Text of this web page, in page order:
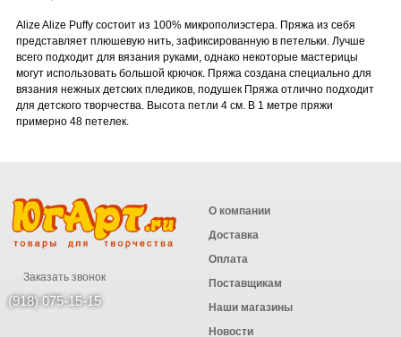
Alize Alize Puffy состоит из 100% микрополиэстера. Пряжа из себя
представляет плюшевую нить, зафиксированную в петельки. Лучше
всего подходит для вязания руками, однако некоторые мастерицы
могут использовать большой крючок. Пряжа создана специально для
вязания нежных детских пледиков, подушек Пряжа отлично подходит
для детского творчества. Высота петли 4 см. В 1 метре пряжи
примерно 48 петелек.
Заказать звонок
(918) 075-15-15
О компании
Доставка
Оплата
Поставщикам
Наши магазины
Новости